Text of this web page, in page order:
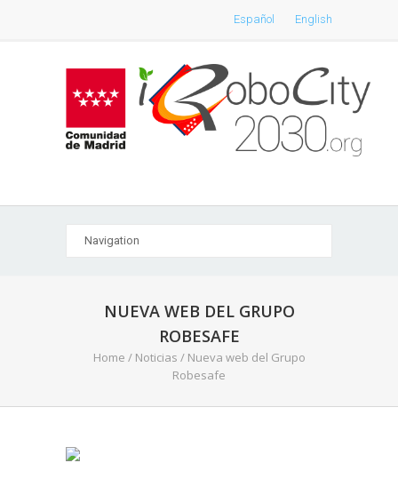
Español English
NUEVA WEB DEL GRUPO
ROBESAFE
Home / Noticias / Nueva web del Grupo
Robesafe